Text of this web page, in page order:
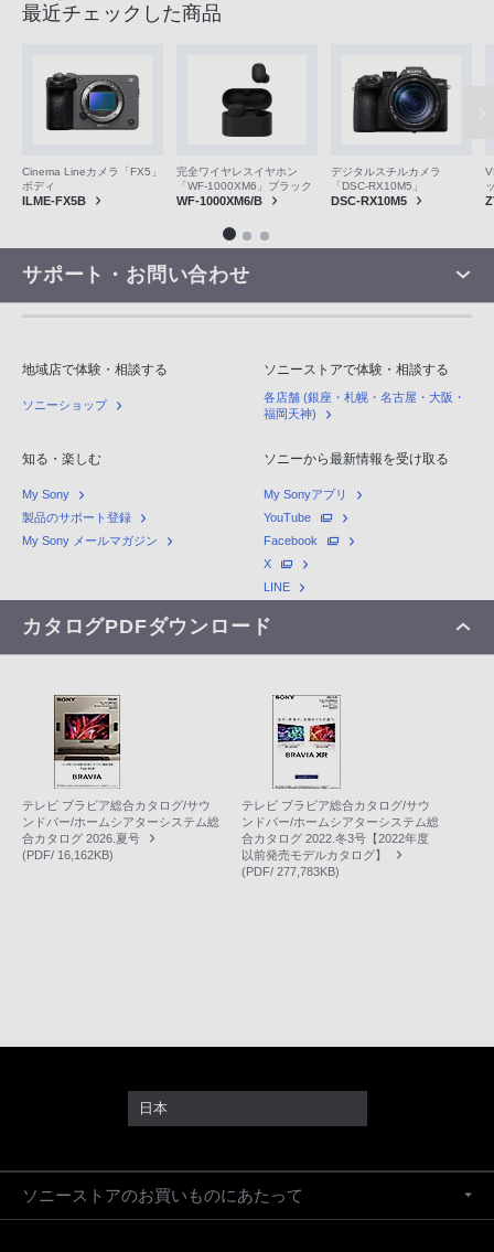
最近チェックした商品
Cinema Lineカメラ「FX5」
ボディ
ILME-FX5B
完全ワイヤレスイヤホン
「WF-1000XM6」ブラック
WF-1000XM6/B
デジタルスチルカメラ
「DSC-RX10M5」
DSC-RX10M5
サポート・お問い合わせ
地域店で体験・相談する
ソニーショップ
ソニーストアで体験・相談する
各店舗 (銀座・札幌・名古屋・大阪・
福岡天神)
知る・楽しむ
My Sony
製品のサポート登録
My Sony メールマガジン
ソニーから最新情報を受け取る
My Sonyアプリ
YouTube
Facebook
X
LINE
カタログPDFダウンロード
テレビ ブラビア総合カタログ/サウ
ンドバー/ホームシアターシステム総
合カタログ 2026.夏号
(PDF/ 16,162KB)
テレビ ブラビア総合カタログ/サウ
ンドバー/ホームシアターシステム総
合カタログ 2022.冬3号【2022年度
以前発売モデルカタログ】
(PDF/ 277,783KB)
日本
ソニーストアのお買いものにあたって